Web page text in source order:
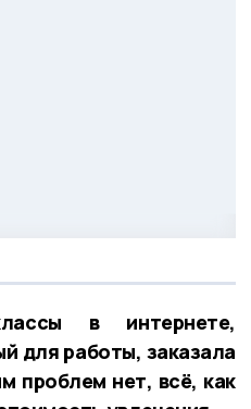
в интернете,
для работы, заказала
проблем нет, всё, как